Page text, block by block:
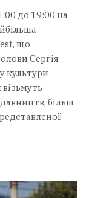
до 19:00 на
що
Сергія
культури
більш